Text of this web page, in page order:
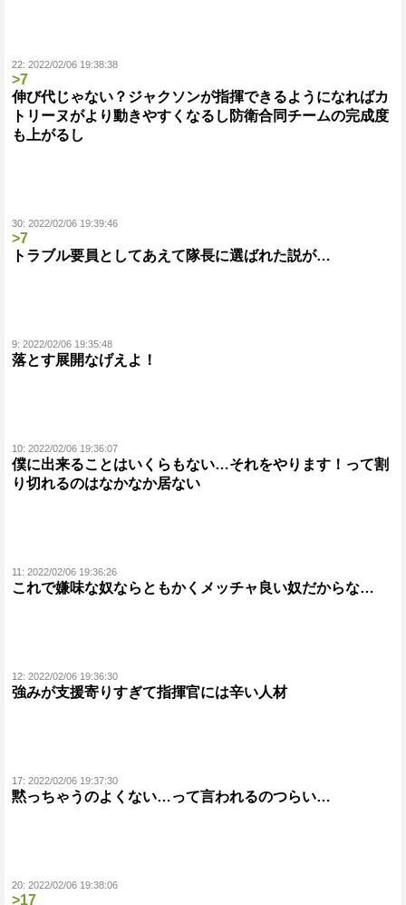
22: 2022/02/06 19:38:38
>7
伸び代じゃない？ジャクソンが指揮できるようになればカ
トリーヌがより動きやすくなるし防衛合同チームの完成度
も上がるし
30: 2022/02/06 19:39:46
>7
トラブル要員としてあえて隊長に選ばれた説が…
9: 2022/02/06 19:35:48
落とす展開なげえよ！
10: 2022/02/06 19:36:07
僕に出来ることはいくらもない…それをやります！って割
り切れるのはなかなか居ない
11: 2022/02/06 19:36:26
これで嫌味な奴ならともかくメッチャ良い奴だからな…
12: 2022/02/06 19:36:30
強みが支援寄りすぎて指揮官には辛い人材
17: 2022/02/06 19:37:30
黙っちゃうのよくない…って言われるのつらい…
20: 2022/02/06 19:38:06
>17